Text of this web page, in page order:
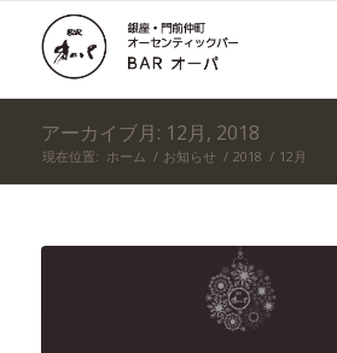
アーカイブ月: 12月, 2018
現在位置: ホーム / お知らせ / 2018 / 12月